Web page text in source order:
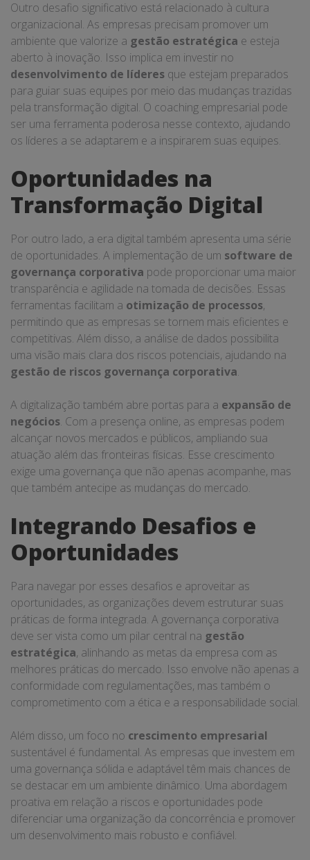
Outro desafio significativo está relacionado à cultura
organizacional. As empresas precisam promover um
ambiente que valorize a gestão estratégica e esteja
aberto à inovação. Isso implica em investir no
desenvolvimento de líderes que estejam preparados
para guiar suas equipes por meio das mudanças trazidas
pela transformação digital. O coaching empresarial pode
ser uma ferramenta poderosa nesse contexto, ajudando
os líderes a se adaptarem e a inspirarem suas equipes.
Oportunidades na
Transformação Digital
Por outro lado, a era digital também apresenta uma série
de oportunidades. A implementação de um software de
governança corporativa pode proporcionar uma maior
transparência e agilidade na tomada de decisões. Essas
ferramentas facilitam a otimização de processos,
permitindo que as empresas se tornem mais eficientes e
competitivas. Além disso, a análise de dados possibilita
uma visão mais clara dos riscos potenciais, ajudando na
gestão de riscos governança corporativa.
A digitalização também abre portas para a expansão de
negócios. Com a presença online, as empresas podem
alcançar novos mercados e públicos, ampliando sua
atuação além das fronteiras físicas. Esse crescimento
exige uma governança que não apenas acompanhe, mas
que também antecipe as mudanças do mercado.
Integrando Desafios e
Oportunidades
Para navegar por esses desafios e aproveitar as
oportunidades, as organizações devem estruturar suas
práticas de forma integrada. A governança corporativa
deve ser vista como um pilar central na gestão
estratégica, alinhando as metas da empresa com as
melhores práticas do mercado. Isso envolve não apenas a
conformidade com regulamentações, mas também o
comprometimento com a ética e a responsabilidade social.
Além disso, um foco no crescimento empresarial
sustentável é fundamental. As empresas que investem em
uma governança sólida e adaptável têm mais chances de
se destacar em um ambiente dinâmico. Uma abordagem
proativa em relação a riscos e oportunidades pode
diferenciar uma organização da concorrência e promover
um desenvolvimento mais robusto e confiável.